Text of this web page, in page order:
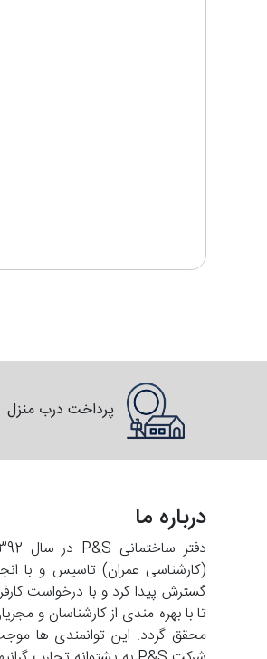
پرداخت درب منزل
درباره ما
تا با بهره مندی از کارشناسان و